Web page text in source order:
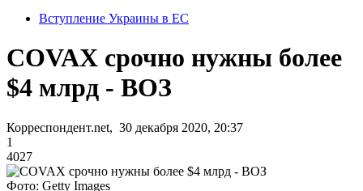
Вступление Украины в ЕС
COVAX срочно нужны более
$4 млрд - ВОЗ
Корреспондент.net, 30 декабря 2020, 20:37
1
4027
Фото: Getty Images